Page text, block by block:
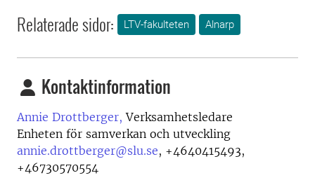
Relaterade sidor: LTV-fakulteten Alnarp
Kontaktinformation
Annie Drottberger, Verksamhetsledare
Enheten för samverkan och utveckling
annie.drottberger@slu.se, +4640415493,
+46730570554